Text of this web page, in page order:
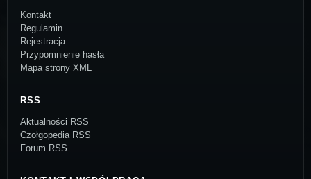
Kontakt
Regulamin
Rejestracja
Przypomnienie hasła
Mapa strony XML
RSS
Aktualności RSS
Czołgopedia RSS
Forum RSS